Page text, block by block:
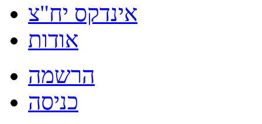
אינדקס יח"צ
אודות
הרשמה
כניסה